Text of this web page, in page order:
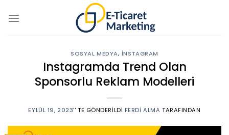
SOSYAL MEDYA, İNSTAGRAM
Instagramda Trend Olan
Sponsorlu Reklam Modelleri
EYLÜL 19, 2023’' TE GÖNDERILDI FERDI ALMA TARAFINDAN